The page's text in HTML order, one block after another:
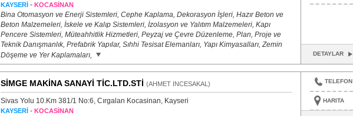
KAYSERİ- KOCASİNAN
Bina Otomasyon ve Enerji Sistemleri, Cephe Kaplama, Dekorasyon İşleri, Hazır Beton ve
Beton Malzemeleri, İskele ve Kalıp Sistemleri, İzolasyon ve Yalıtım Malzemeleri, Kapı
Pencere Sistemleri, Müteahhitlik Hizmetleri, Peyzaj ve Çevre Düzenleme, Plan, Proje ve
Teknik Danışmanlık, Prefabrik Yapılar, Sıhhi Tesisat Elemanları, Yapı Kimyasalları, Zemin
Döşeme ve Yer Kaplamaları,
DETAYLAR
SİMGE MAKİNA SANAYİ TİC.LTD.STİ (AHMET INCESAKAL)
Sivas Yolu 10.Km 381/1 No:6, Cırgalan Kocasinan, Kayseri
KAYSERİ- KOCASİNAN
TELEFON
HARITA